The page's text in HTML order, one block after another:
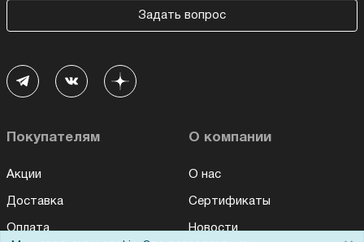
Задать вопрос
Покупателям
Акции
Доставка
Оплата
О компании
О нас
Сертификаты
Новости